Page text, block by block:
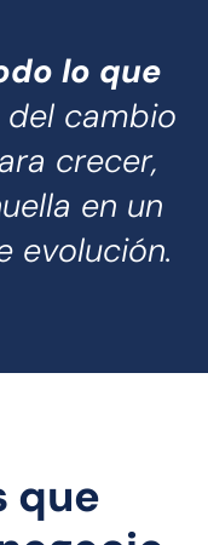
lo que
cambio
crecer,
en un
evolución.
que